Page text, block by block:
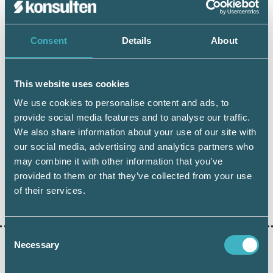
Consent Details About
This website uses cookies
We use cookies to personalise content and ads, to
provide social media features and to analyse our traffic.
We also share information about your use of our site with
our social media, advertising and analytics partners who
may combine it with other information that you’ve
provided to them or that they’ve collected from your use
of their services.
Selection
Necessary
leverantörer känner slutkunden rätt väl tror
jag att våra synpunkter kommer att tas emot
Srf Lönsam har bland annat utvecklat svensk
förbättrat Skatteverkets förslag om
arbetsgivardeklarationer på individnivå
Dela: